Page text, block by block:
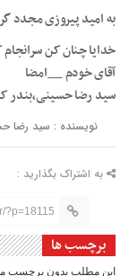
به امید پیروزی مجدد
خدایا چنان کن
آقای خودم __امضا
سید رضا حسینی،بندر
نویسنده : سید رضا
به اشتراک بگذارید :
?p=18115
برچسب ها
این مطلب بدون برچسب